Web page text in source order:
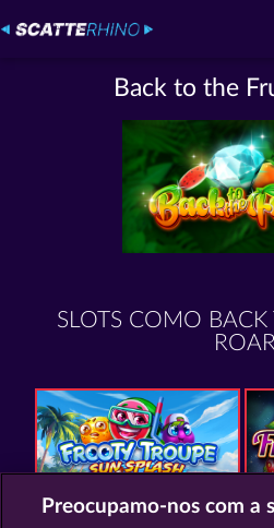
Back to the
SLOTS COMO BACK
ROAR
Frooty Troupe Sun Splash
Preocupamo-nos com a